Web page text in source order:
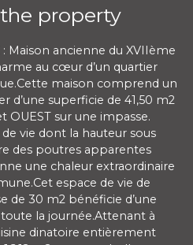
property
: Maison ancienne du XVIIème
au cœur d’un quartier
maison comprend un
d’une superficie de 41,50 m2
OUEST sur une impasse.
vie dont la hauteur sous
des poutres apparentes
une chaleur extraordinaire
espace de vie de
de 30 m2 bénéficie d’une
la journée.Attenant à
dinatoire entièrement